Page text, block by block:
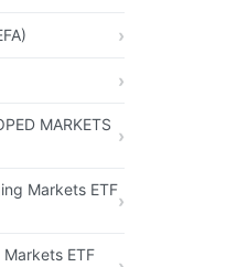
MARKETS
Markets ETF
ETF